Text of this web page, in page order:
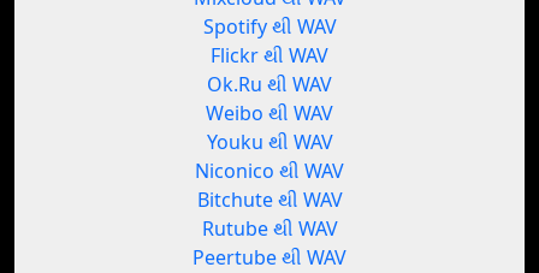
Spotify થી WAV
Flickr થી WAV
Ok.Ru થી WAV
Weibo થી WAV
Youku થી WAV
Niconico થી WAV
Bitchute થી WAV
Rutube થી WAV
Peertube થી WAV